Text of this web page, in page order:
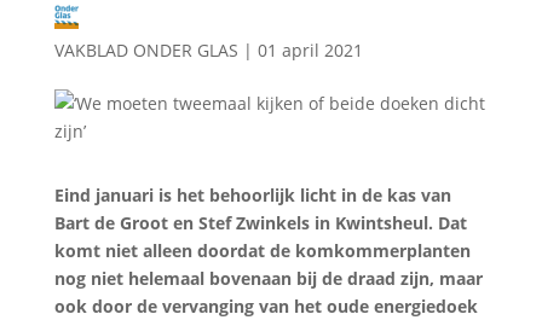
VAKBLAD ONDER GLAS | 01 april 2021
Eind januari is het behoorlijk licht in de kas van
Bart de Groot en Stef Zwinkels in Kwintsheul. Dat
komt niet alleen doordat de komkommerplanten
nog niet helemaal bovenaan bij de draad zijn, maar
ook door de vervanging van het oude energiedoek